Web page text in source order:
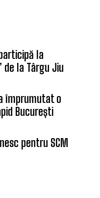
la
de la Târgu Jiu
împrumutat o
București
pentru SCM